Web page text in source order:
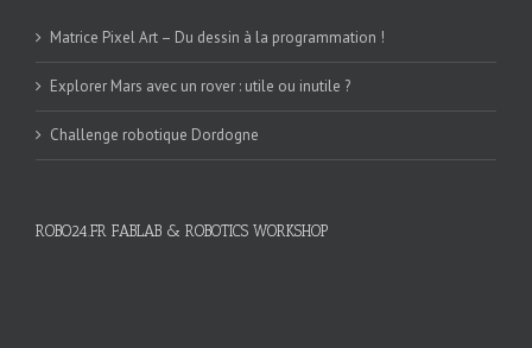
Matrice Pixel Art – Du dessin à la programmation !
Explorer Mars avec un rover : utile ou inutile ?
Challenge robotique Dordogne
ROBO24.FR FABLAB & ROBOTICS WORKSHOP